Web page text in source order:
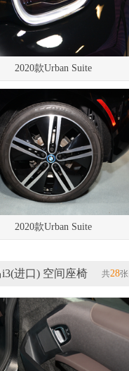
2020款Urban Suite
2020款Urban Suite
进口) 空间座椅 共28